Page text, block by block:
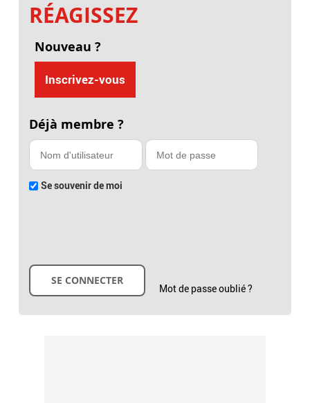
RÉAGISSEZ
Nouveau ?
Inscrivez-vous
Déjà membre ?
Se souvenir de moi
Mot de passe oublié ?